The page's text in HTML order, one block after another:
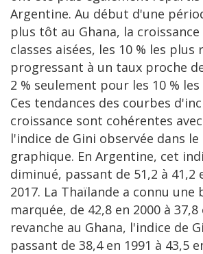
Argentine. Au début d'une
plus tôt au Ghana, la
classes aisées, les 10 % les plus
progressant à un taux proche
2 % seulement pour les 10 %
Ces tendances des courbes
croissance sont cohérentes
l'indice de Gini observée dans
graphique. En Argentine, cet
diminué, passant de 51,2 à 41,2
2017. La Thaïlande a connu une
marquée, de 42,8 en 2000 à 37,8
revanche au Ghana, l'indice de
passant de 38,4 en 1991 à 43,5